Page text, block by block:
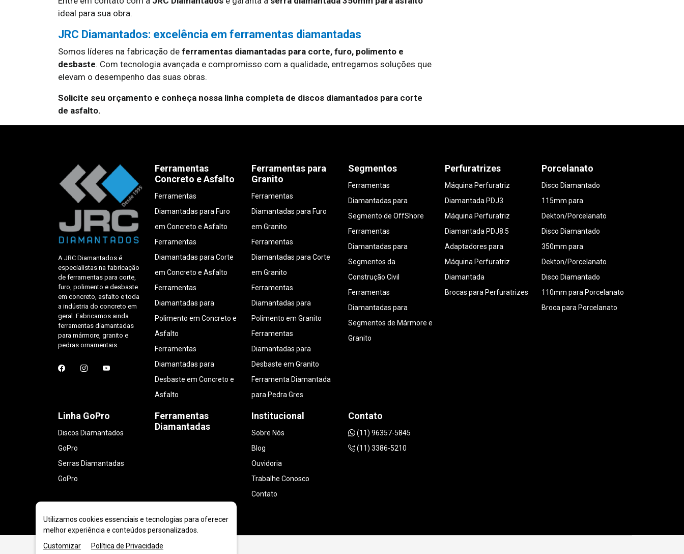
ideal para sua obra.
JRC Diamantados: excelência em ferramentas diamantadas
Somos líderes na fabricação de ferramentas diamantadas para corte, furo, polimento e
desbaste. Com tecnologia avançada e compromisso com a qualidade, entregamos soluções que
elevam o desempenho das suas obras.
Solicite seu orçamento e conheça nossa linha completa de discos diamantados para corte
de asfalto.
A JRC Diamantados é
especialistas na fabricação
de ferramentas para corte,
furo, polimento e desbaste
em concreto, asfalto e toda
a indústria do concreto em
geral. Fabricamos ainda
ferramentas diamantadas
para mármore, granito e
pedras ornamentais.
Ferramentas
Concreto e Asfalto
Ferramentas
Diamantadas para Furo
em Concreto e Asfalto
Ferramentas
Diamantadas para Corte
em Concreto e Asfalto
Ferramentas
Diamantadas para
Polimento em Concreto e
Asfalto
Ferramentas
Diamantadas para
Desbaste em Concreto e
Asfalto
Ferramentas para
Granito
Ferramentas
Diamantadas para Furo
em Granito
Ferramentas
Diamantadas para Corte
em Granito
Ferramentas
Diamantadas para
Polimento em Granito
Ferramentas
Diamantadas para
Desbaste em Granito
Ferramenta Diamantada
para Pedra Gres
Segmentos
Ferramentas
Diamantadas para
Segmento de OffShore
Ferramentas
Diamantadas para
Segmentos da
Construção Civil
Ferramentas
Diamantadas para
Segmentos de Mármore e
Granito
Perfuratrizes
Máquina Perfuratriz
Diamantada PDJ3
Máquina Perfuratriz
Diamantada PDJ8.5
Adaptadores para
Máquina Perfuratriz
Diamantada
Brocas para Perfuratrizes
Porcelanato
Disco Diamantado
115mm para
Dekton/Porcelanato
Disco Diamantado
350mm para
Dekton/Porcelanato
Disco Diamantado
110mm para Porcelanato
Broca para Porcelanato
Linha GoPro
Discos Diamantados
GoPro
Serras Diamantadas
GoPro
Ferramentas
Diamantadas
Institucional
Sobre Nós
Blog
Ouvidoria
Trabalhe Conosco
Contato
Contato
(11) 96357-5845
(11) 3386-5210
Utilizamos cookies essenciais e tecnologias para oferecer
melhor experiência e conteúdos personalizados.
Customizar
Política de Privacidade